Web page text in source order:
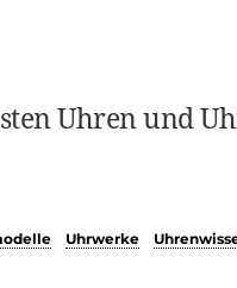
Uhren und
Uhrwerke